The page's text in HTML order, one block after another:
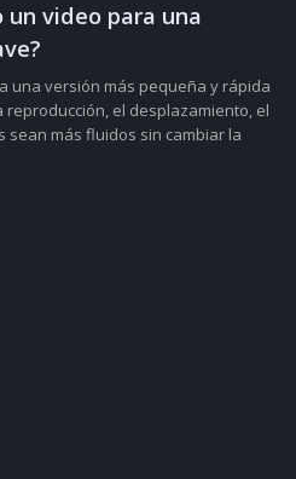
un video para una
una versión más pequeña y rápida
el desplazamiento, el
sean más fluidos sin cambiar la